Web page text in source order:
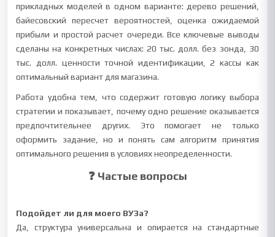
прикладных моделей в одном варианте: дерево решений,
байесовский пересчет вероятностей, оценка ожидаемой
прибыли и простой расчет очереди. Все ключевые выводы
сделаны на конкретных числах: 20 тыс. долл. без зонда, 30
тыс. долл. ценности точной идентификации, 2 кассы как
оптимальный вариант для магазина.
Работа удобна тем, что содержит готовую логику выбора
стратегии и показывает, почему одно решение оказывается
предпочтительнее других. Это помогает не только
оформить задание, но и понять сам алгоритм принятия
оптимального решения в условиях неопределенности.
❓ Частые вопросы
Подойдет ли для моего ВУЗа?
Да, структура универсальна и опирается на стандартные